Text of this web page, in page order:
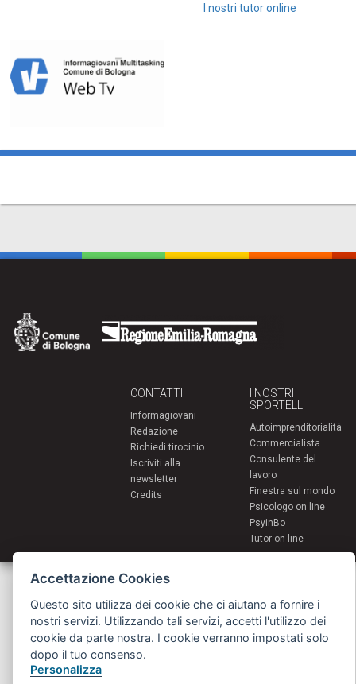
I nostri tutor online
CONTATTI
Informagiovani
Redazione
Richiedi tirocinio
Iscriviti alla
newsletter
Credits
I NOSTRI
SPORTELLI
Autoimprenditorialità
Commercialista
Consulente del
lavoro
Finestra sul mondo
Psicologo on line
PsyinBo
Tutor on line
Servizi per i giovani - Scambi e soggiorni all'estero
giovani@comune.bologna.it
Accettazione Cookies
Questo sito utilizza dei cookie che ci aiutano a fornire i
nostri servizi. Utilizzando tali servizi, accetti l'utilizzo dei
cookie da parte nostra. I cookie verranno impostati solo
dopo il tuo consenso.
Personalizza